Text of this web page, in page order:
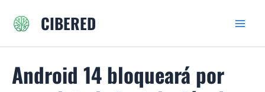
CIBERED
Android 14 bloqueará por